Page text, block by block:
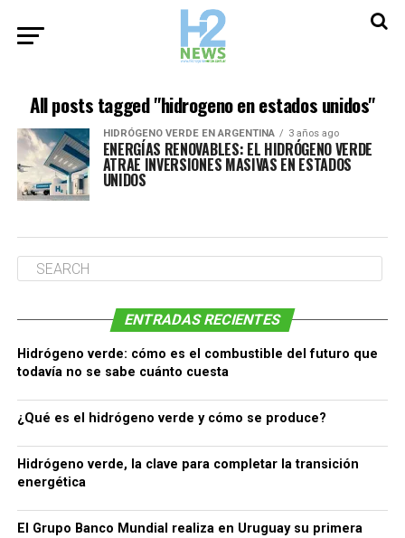
All posts tagged "hidrogeno en estados unidos"
HIDRÓGENO VERDE EN ARGENTINA 3 años ago
ENERGÍAS RENOVABLES: EL HIDRÓGENO VERDE
ATRAE INVERSIONES MASIVAS EN ESTADOS
UNIDOS
ENTRADAS RECIENTES
Hidrógeno verde: cómo es el combustible del futuro que
todavía no se sabe cuánto cuesta
¿Qué es el hidrógeno verde y cómo se produce?
Hidrógeno verde, la clave para completar la transición
energética
El Grupo Banco Mundial realiza en Uruguay su primera